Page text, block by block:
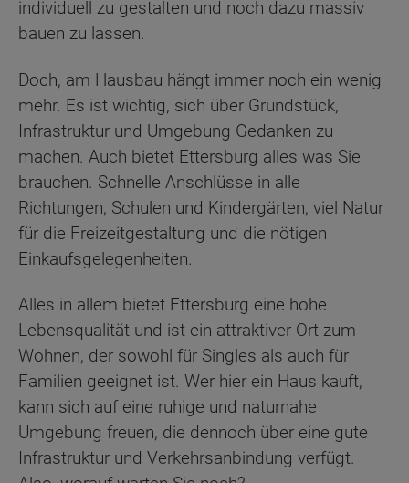
individuell zu gestalten und noch dazu massiv
bauen zu lassen.
Doch, am Hausbau hängt immer noch ein wenig
mehr. Es ist wichtig, sich über Grundstück,
Infrastruktur und Umgebung Gedanken zu
machen. Auch bietet Ettersburg alles was Sie
brauchen. Schnelle Anschlüsse in alle
Richtungen, Schulen und Kindergärten, viel Natur
für die Freizeitgestaltung und die nötigen
Einkaufsgelegenheiten.
Alles in allem bietet Ettersburg eine hohe
Lebensqualität und ist ein attraktiver Ort zum
Wohnen, der sowohl für Singles als auch für
Familien geeignet ist. Wer hier ein Haus kauft,
kann sich auf eine ruhige und naturnahe
Umgebung freuen, die dennoch über eine gute
Infrastruktur und Verkehrsanbindung verfügt.